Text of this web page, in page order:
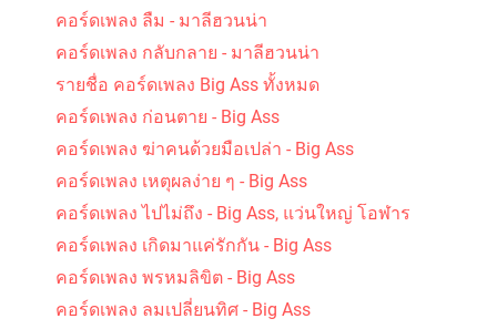
คอร์ดเพลง ลืม - มาลีฮวนน่า
คอร์ดเพลง กลับกลาย - มาลีฮวนน่า
รายชื่อ คอร์ดเพลง Big Ass ทั้งหมด
คอร์ดเพลง ก่อนตาย - Big Ass
คอร์ดเพลง ฆ่าคนด้วยมือเปล่า - Big Ass
คอร์ดเพลง เหตุผลง่าย ๆ - Big Ass
คอร์ดเพลง ไปไม่ถึง - Big Ass, แว่นใหญ่ โอฬาร
คอร์ดเพลง เกิดมาแค่รักกัน - Big Ass
คอร์ดเพลง พรหมลิขิต - Big Ass
คอร์ดเพลง ลมเปลี่ยนทิศ - Big Ass